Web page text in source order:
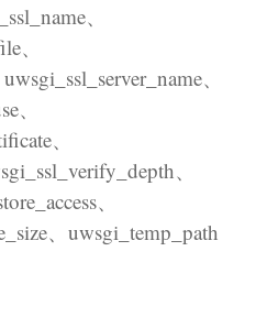
、
、
、
、
、
、
、
、uwsgi_temp_path